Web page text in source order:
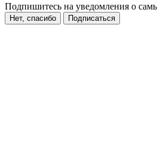
Подпишитесь на уведомления о
Нет, спасибо Подписаться